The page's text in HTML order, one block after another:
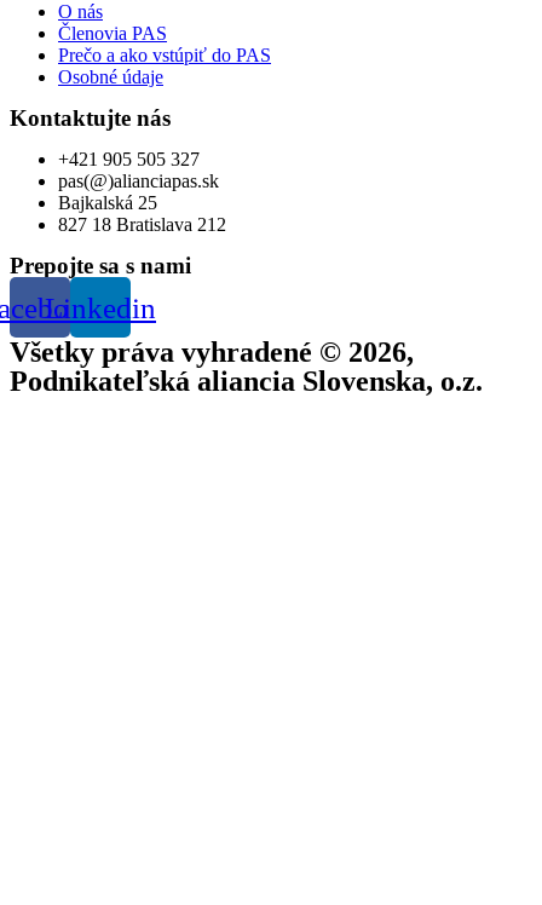
O nás
Členovia PAS
Prečo a ako vstúpiť do PAS
Osobné údaje
Kontaktujte nás
+421 905 505 327
pas(@)alianciapas.sk
Bajkalská 25
827 18 Bratislava 212
Prepojte sa s nami
Linkedin
Všetky práva vyhradené © 2026,
Podnikateľská aliancia Slovenska, o.z.